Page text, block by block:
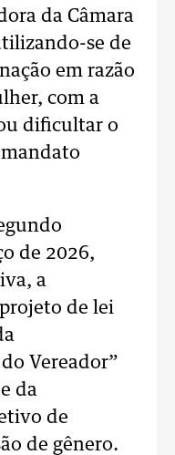
da Câmara
se de
em razão
com a
dificultar o
de 2026,
a
de lei
Vereador”
da
de
de gênero.